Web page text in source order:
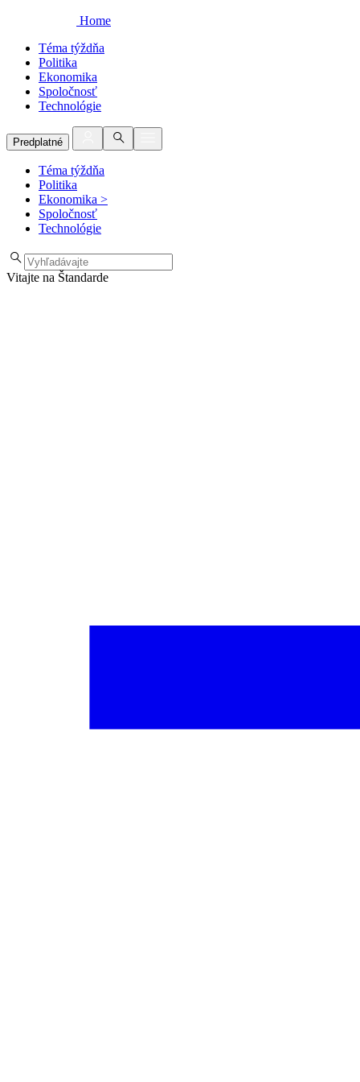
Home
Téma týždňa
Politika
Ekonomika
Spoločnosť
Technológie
Predplatné
Téma týždňa
Politika
Ekonomika >
Spoločnosť
Technológie
Vitajte na Štandarde